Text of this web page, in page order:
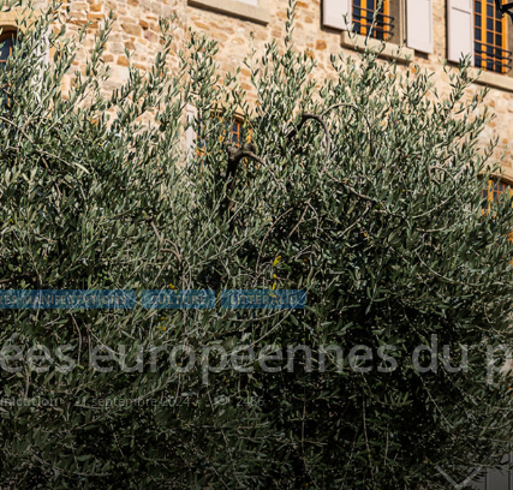
MANIFESTATIONS CULTURE LITTERALIS
européennes du
- 21 septembre 2024 2486